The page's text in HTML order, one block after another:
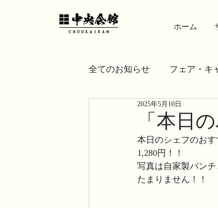
ホーム
全てのお知らせ フェア・キ
「本日
2025年5月10日
本日のシェフのお
1,280円！！
写真は自家製パン
たまりません！！